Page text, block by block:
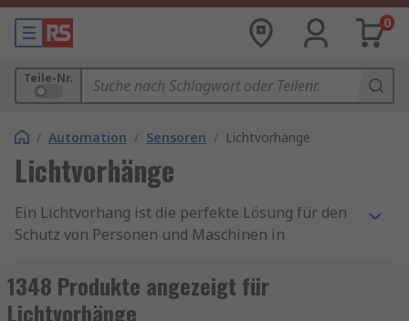
0
Teile-Nr.
/ Automation / Sensoren / Lichtvorhänge
Lichtvorhänge
Ein Lichtvorhang ist die perfekte Lösung für den
Schutz von Personen und Maschinen in
eine zuverlässige Absicherung von
Gefahrenbereichen und ermöglichen gleichzeitig
1348 Produkte angezeigt für
Lichtvorhänge